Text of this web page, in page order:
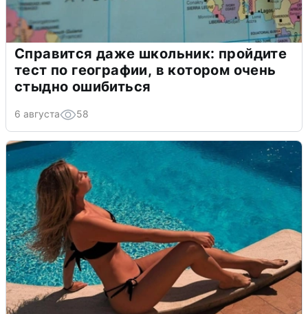
Справится даже школьник: пройдите
тест по географии, в котором очень
стыдно ошибиться
6 августа 58